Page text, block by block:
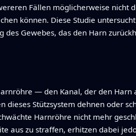
Fällen möglicherweise nicht
können. Diese Studie
Gewebes, das den Harn
— den Kanal, der den
Stützsystem dehnen oder
Harnröhre nicht mehr
aus zu straffen, erhitzen dabei